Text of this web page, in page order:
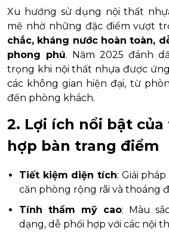
Xu hướng sử dụng nội thất
mẽ nhờ những đặc điểm vượt
chắc, kháng nước hoàn toàn,
phong phú. Năm 2025 đánh
trọng khi nội thất nhựa được
các không gian hiện đại, từ
đến phòng khách.
2. Lợi ích nổi bật
hợp bàn trang điểm
Tiết kiệm diện tích: Giải
căn phòng rộng rãi và thoáng
Tính thẩm mỹ cao: Màu
dạng, dễ phối hợp với các nội